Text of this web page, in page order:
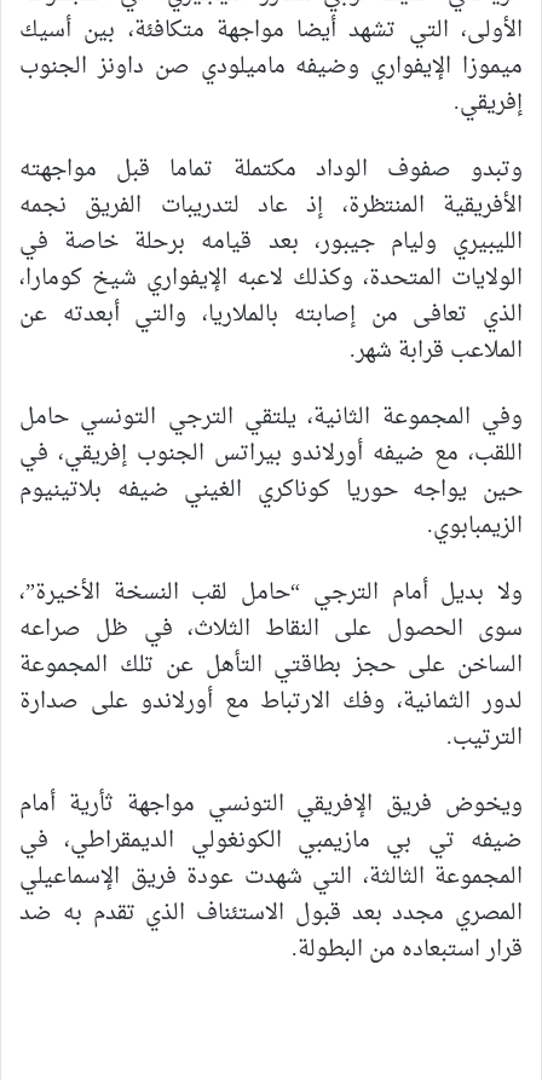
الأولى، التي تشهد أيضا مواجهة متكافئة، بين أسيك
ميموزا الإيفواري وضيفه ماميلودي صن داونز الجنوب
إفريقي.
وتبدو صفوف الوداد مكتملة تماما قبل مواجهته
الأفريقية المنتظرة، إذ عاد لتدريبات الفريق نجمه
الليبيري وليام جيبور، بعد قيامه برحلة خاصة في
الولايات المتحدة، وكذلك لاعبه الإيفواري شيخ كومارا،
الذي تعافى من إصابته بالملاريا، والتي أبعدته عن
الملاعب قرابة شهر.
وفي المجموعة الثانية، يلتقي الترجي التونسي حامل
اللقب، مع ضيفه أورلاندو بيراتس الجنوب إفريقي، في
حين يواجه حوريا كوناكري الغيني ضيفه بلاتينيوم
الزيمبابوي.
ولا بديل أمام الترجي “حامل لقب النسخة الأخيرة”،
سوى الحصول على النقاط الثلاث، في ظل صراعه
الساخن على حجز بطاقتي التأهل عن تلك المجموعة
لدور الثمانية، وفك الارتباط مع أورلاندو على صدارة
الترتيب.
ويخوض فريق الإفريقي التونسي مواجهة ثأرية أمام
ضيفه تي بي مازيمبي الكونغولي الديمقراطي، في
المجموعة الثالثة، التي شهدت عودة فريق الإسماعيلي
المصري مجدد بعد قبول الاستئناف الذي تقدم به ضد
قرار استبعاده من البطولة.